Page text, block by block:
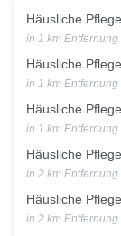
Häusliche
in 1 km Entfernung
Häusliche
in 1 km Entfernung
Häusliche
in 1 km Entfernung
Häusliche
in 2 km Entfernung
Häusliche
in 2 km Entfernung